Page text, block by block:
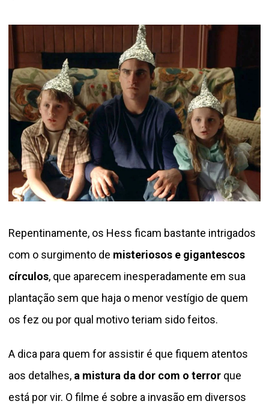
Repentinamente, os Hess ficam bastante intrigados
com o surgimento de misteriosos e gigantescos
círculos, que aparecem inesperadamente em sua
plantação sem que haja o menor vestígio de quem
os fez ou por qual motivo teriam sido feitos.
A dica para quem for assistir é que fiquem atentos
aos detalhes, a mistura da dor com o terror que
está por vir. O filme é sobre a invasão em diversos